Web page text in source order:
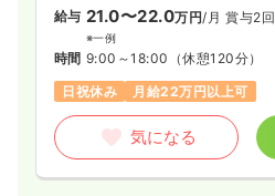
給与 21.0〜22.0万円/月 賞与2回
※一例
時間 9:00～18:00 （休憩120分）
日祝休み
月給22万円以上可
気になる